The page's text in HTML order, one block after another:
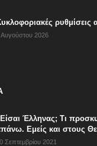
Αυγούστου 2026
Έλληνας; Τι
Εμείς και στους
Σεπτεμβρίου 2021